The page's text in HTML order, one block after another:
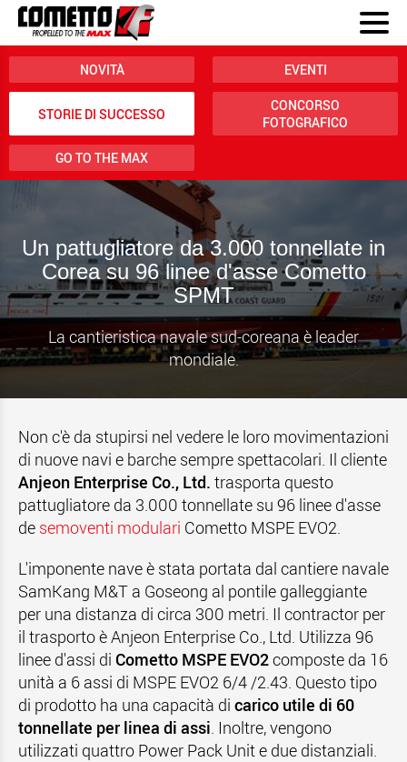
NOVITÀ EVENTI
STORIE DI SUCCESSO
CONCORSO
FOTOGRAFICO
GO TO THE MAX
Un pattugliatore da 3.000 tonnellate in
Corea su 96 linee d'asse Cometto
SPMT
La cantieristica navale sud-coreana è leader
mondiale.
Non c'è da stupirsi nel vedere le loro movimentazioni
di nuove navi e barche sempre spettacolari. Il cliente
Anjeon Enterprise Co., Ltd. trasporta questo
pattugliatore da 3.000 tonnellate su 96 linee d'asse
de semoventi modulari Cometto MSPE EVO2.
L'imponente nave è stata portata dal cantiere navale
SamKang M&T a Goseong al pontile galleggiante
per una distanza di circa 300 metri. Il contractor per
il trasporto è Anjeon Enterprise Co., Ltd. Utilizza 96
linee d'assi di Cometto MSPE EVO2composte da 16
unità a 6 assi di MSPE EVO2 6/4 /2.43. Questo tipo
di prodotto ha una capacità di carico utile di 60
tonnellate per linea di assi. Inoltre, vengono
utilizzati quattro Power Pack Unit e due distanziali.